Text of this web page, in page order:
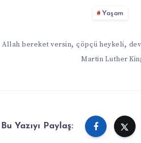
Yaşam
Allah bereket versin,çöpçü heykeli,
Martin Luther
Bu Yazıyı Paylaş: